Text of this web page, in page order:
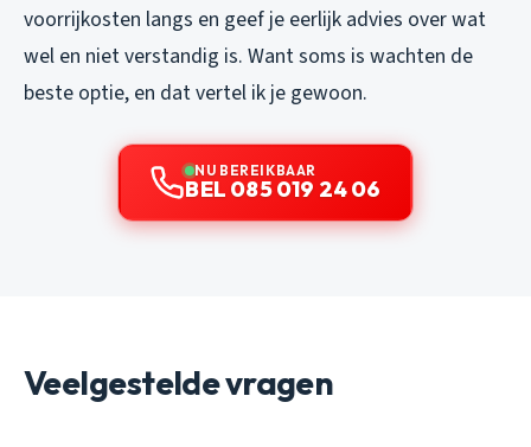
voorrijkosten langs en geef je eerlijk advies over wat
wel en niet verstandig is. Want soms is wachten de
beste optie, en dat vertel ik je gewoon.
NU BEREIKBAAR
BEL 085 019 24 06
Veelgestelde vragen